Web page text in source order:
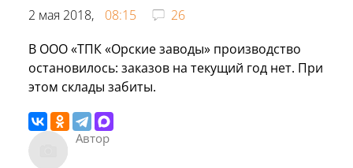
2 мая 2018, 08:15
26
В ООО «ТПК «Орские заводы» производство
остановилось: заказов на текущий год нет. При
этом склады забиты.
Автор